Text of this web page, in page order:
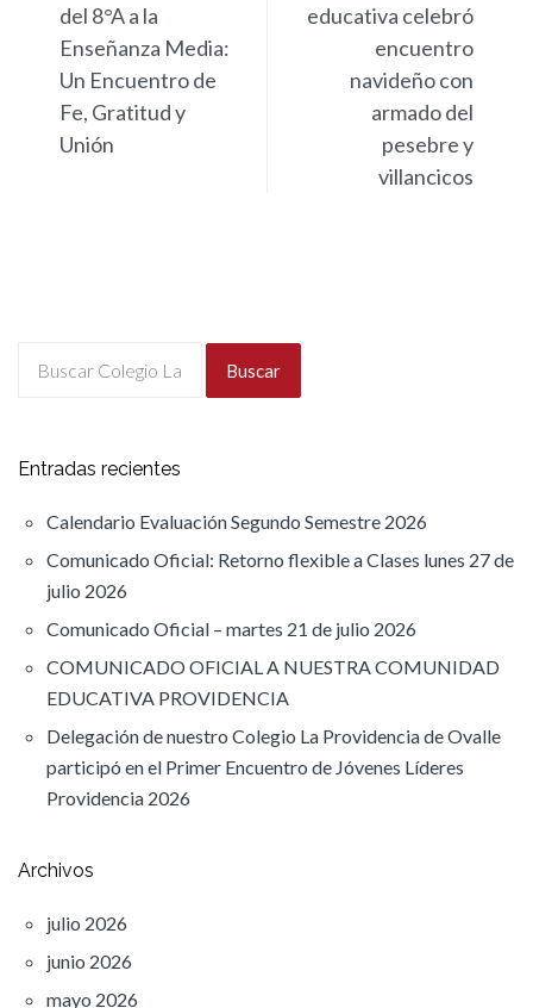
del 8°A a la
Enseñanza Media:
Un Encuentro de
Fe, Gratitud y
Unión
educativa celebró
encuentro
navideño con
armado del
pesebre y
villancicos
Buscar
Entradas recientes
Calendario Evaluación Segundo Semestre 2026
Comunicado Oficial: Retorno flexible a Clases lunes 27 de
julio 2026
Comunicado Oficial – martes 21 de julio 2026
COMUNICADO OFICIAL A NUESTRA COMUNIDAD
EDUCATIVA PROVIDENCIA
Delegación de nuestro Colegio La Providencia de Ovalle
participó en el Primer Encuentro de Jóvenes Líderes
Providencia 2026
Archivos
julio 2026
junio 2026
mayo 2026